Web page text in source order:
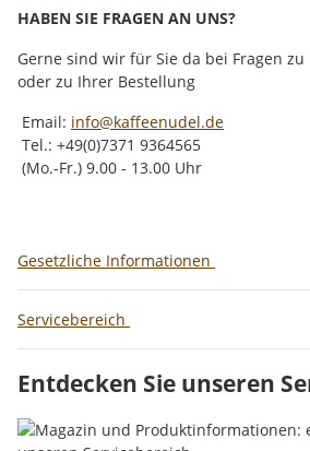
HABEN SIE FRAGEN AN UNS?
Gerne sind wir für Sie da bei Fragen
oder zu Ihrer Bestellung
Email: info@kaffeenudel.de
Tel.: +49(0)7371 9364565
(Mo.-Fr.) 9.00 - 13.00 Uhr
Gesetzliche Informationen
Servicebereich
Entdecken Sie unseren